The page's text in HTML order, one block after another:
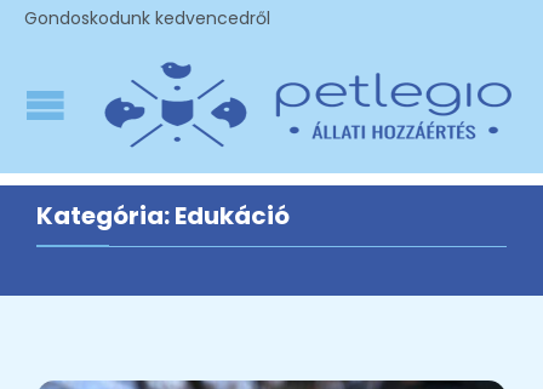
Gondoskodunk kedvencedről
Kategória:Edukáció